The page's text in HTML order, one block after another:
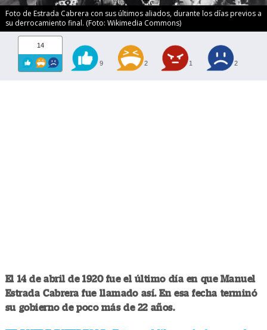
Foto de Estrada Cabrera con sus últimos aliados, durante los días previos a
su derrocamiento final. (Foto: Wikimedia Commons)
14
9 2 1 2
El 14 de abril de 1920 fue el último día en que Manuel
Estrada Cabrera fue llamado así. En esa fecha terminó
su gobierno de poco más de 22 años.